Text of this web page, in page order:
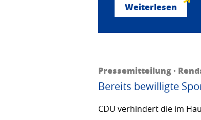
Weiterlesen
Pressemitteilung ·
Bereits bewilligte
CDU verhindert die im